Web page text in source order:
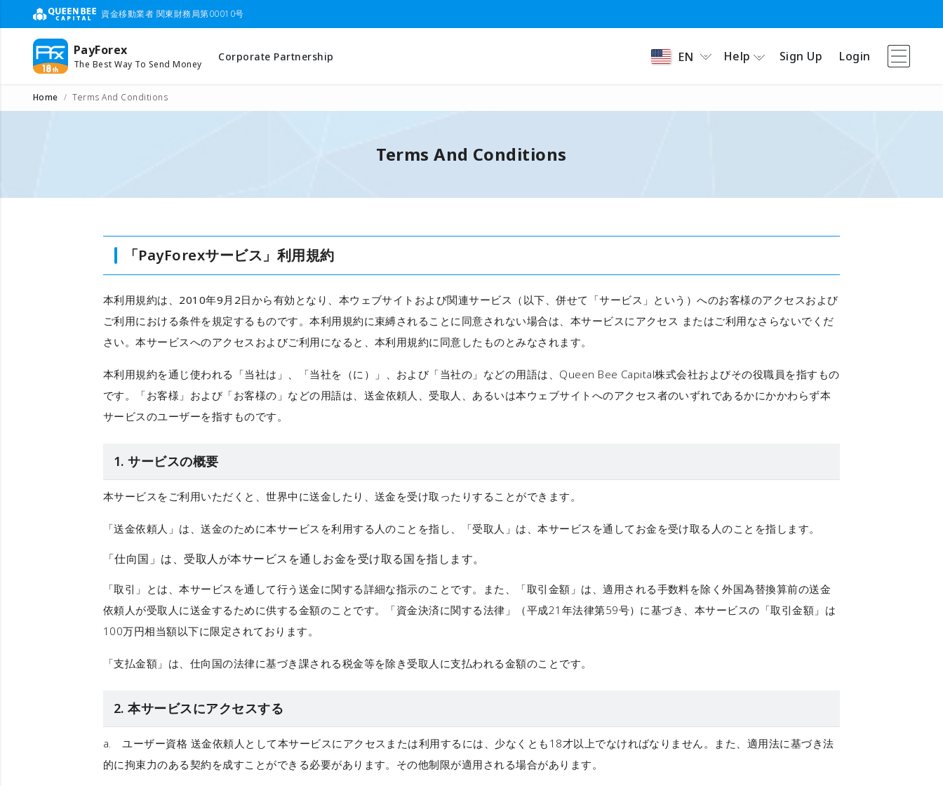
資金移動業者 関東財務局第00010号
PayForex
The Best Way To Send Money
Corporate Partnership EN Help Sign Up Login
Home Terms And Conditions
Terms And Conditions
「PayForexサービス」利用規約
本利用規約は、 2010年9月2日から有効となり、本ウェブサイトおよび関連サービス（以下、併せて「サービス」という）へのお客様のアクセスおよび
ご利用における条件を規定するものです。本利用規約に束縛されることに同意されない場合は、本サービスにアクセス またはご利用なさらないでくだ
さい。本サービスへのアクセスおよびご利用になると、本利用規約に同意したものとみなされます。
本利用規約を通じ使われる 「当社は」 、 「当社を（に）」 、および 「当社の」 などの用語は、Queen Bee Capital株式会社およびその役職員を指すもの
です。
「お客様」 および 「お客様の」 などの用語は、送金依頼人、受取人、あるいは本ウェブサイトへのアクセス者のいずれであるかにかかわらず本
サービスのユーザーを指すものです。
1. サービスの概要
本サービスをご利用いただくと、世界中に送金したり、送金を受け取ったりすることができます。
「送金依頼人」 は、送金のために本サービスを利用する人のことを指し、 「受取人」 は、本サービスを通してお金を受け取る人のことを指します。
「仕向国」 は、受取人が本サービスを通しお金を受け取る国を指します。
「取引」 とは、本サービスを通して行う送金に関する詳細な指示のことです。また、 「取引金額」 は、適用される手数料を除く外国為替換算前の送金
依頼人が受取人に送金するために供する金額のことです。「資金決済に関する法律」（平成21年法律第59号）に基づき、本サービスの 「取引金額」 は
100万円相当額以下に限定されております。
「支払金額」 は、仕向国の法律に基づき課される税金等を除き受取人に支払われる金額のことです。
2. 本サービスにアクセスする
a.ユーザー資格 送金依頼人として本サービスにアクセスまたは利用するには、少なくとも18才以上でなければなりません。また、適用法に基づき法
的に拘束力のある契約を成すことができる必要があります。その他制限が適用される場合があります。